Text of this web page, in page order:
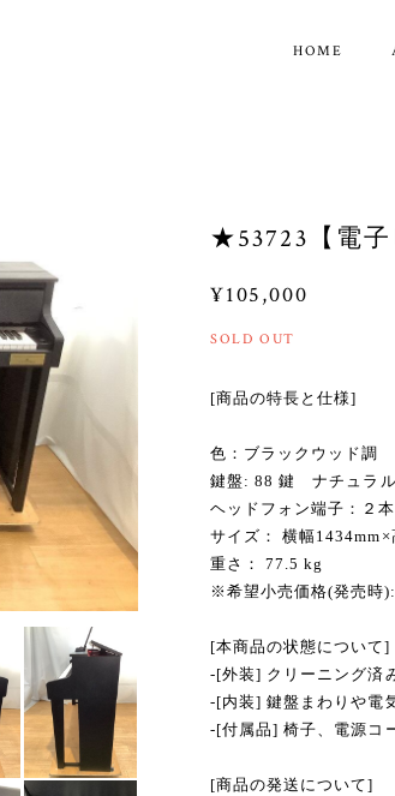
HOME
★53723【電
¥105,000
SOLD OUT
[商品の特長と仕様]
色：ブラックウッド調
鍵盤: 88 鍵 ナチュラル
ヘッドフォン端子：２本
サイズ： 横幅
重さ： 77.5 kg
※希望小売価格(発売時
[本商品の状態について]
-[外装] クリーニング済
-[内装] 鍵盤まわりや電
-[付属品] 椅子、電源コ
[商品の発送について]